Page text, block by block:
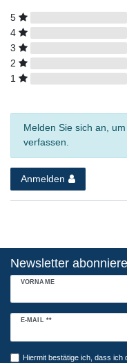
5
4
3
2
1
Melden Sie sich an,
verfassen.
Anmelden
Newsletter
VORNAME
E-MAIL **
Newsletter
Hiermit bestätige ich, dass ich